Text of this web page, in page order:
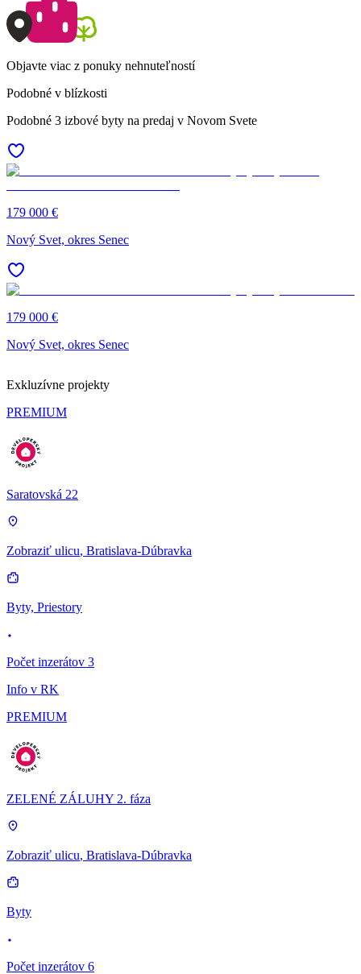
Objavte viac z ponuky nehnuteľností
Podobné v blízkosti
Podobné 3 izbové byty na predaj v Novom Svete
179 000 €
Nový Svet, okres Senec
179 000 €
Nový Svet, okres Senec
Exkluzívne projekty
PREMIUM
Saratovská 22
Zobraziť ulicu, Bratislava-Dúbravka
Byty, Priestory
Počet inzerátov 3
Info v RK
PREMIUM
ZELENÉ ZÁLUHY 2. fáza
Zobraziť ulicu, Bratislava-Dúbravka
Byty
Počet inzerátov 6